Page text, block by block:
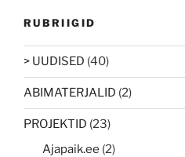
RUBRIIGID
> UUDISED (40)
ABIMATERJALID (2)
PROJEKTID (23)
Ajapaik.ee (2)